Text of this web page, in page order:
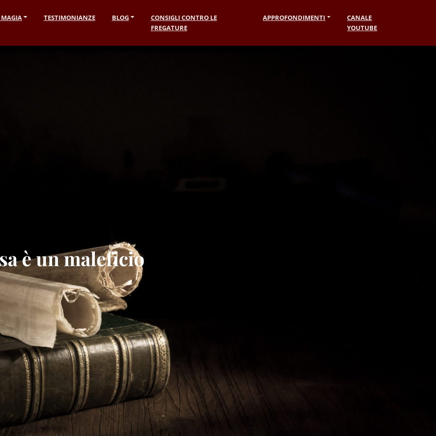
TESTIMONIANZE BLOG
CONSIGLI CONTRO LE
FREGATURE
APPROFONDIMENTI
CANALE
YOUTUBE
è un maleficio